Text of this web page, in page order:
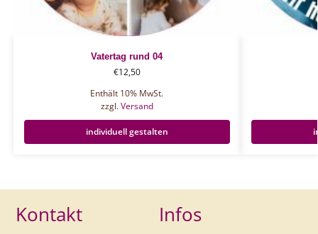
Vatertag rund 04
€12,50
Enthält 10% MwSt.
zzgl.Versand
individuell gestalten
Kontakt Infos